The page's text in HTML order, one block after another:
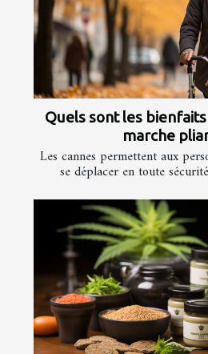
Quels sont les
marche
Les cannes permettent aux
se déplacer en toute